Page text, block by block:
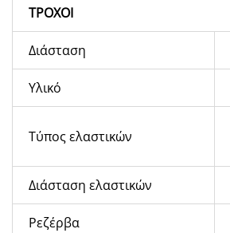
ΤΡΟΧΟΙ
Διάσταση
Υλικό
Τύπος ελαστικών
Διάσταση ελαστικών
Ρεζέρβα